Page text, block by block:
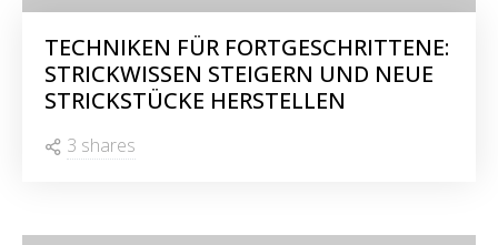
TECHNIKEN FÜR FORTGESCHRITTENE:
STRICKWISSEN STEIGERN UND NEUE
STRICKSTÜCKE HERSTELLEN
3 shares